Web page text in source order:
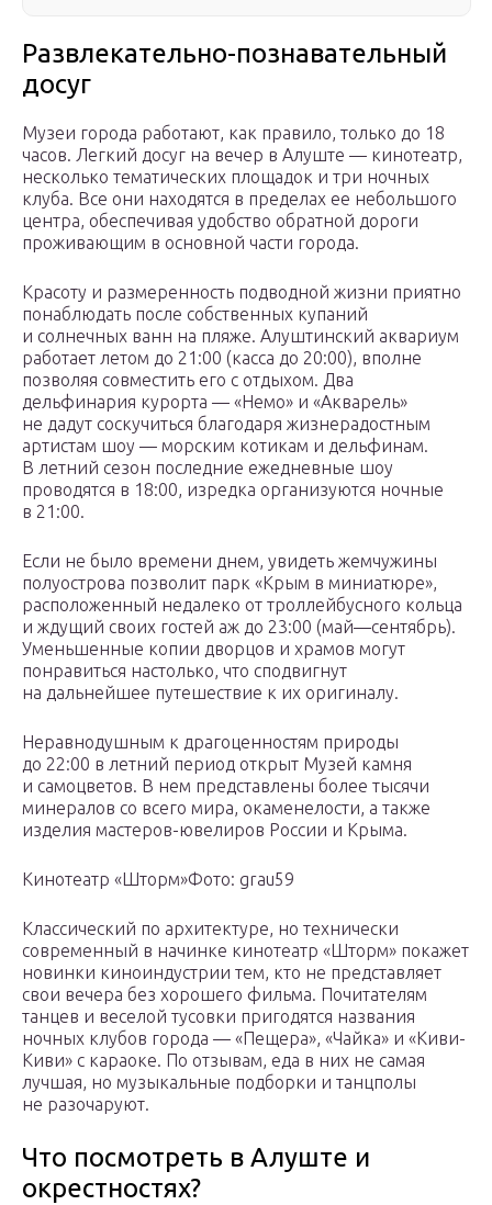
Развлекательно-познавательный
досуг
Музеи города работают, как правило, только до 18
часов. Легкий досуг на вечер в Алуште — кинотеатр,
несколько тематических площадок и три ночных
клуба. Все они находятся в пределах ее небольшого
центра, обеспечивая удобство обратной дороги
проживающим в основной части города.
Красоту и размеренность подводной жизни приятно
понаблюдать после собственных купаний
и солнечных ванн на пляже. Алуштинский аквариум
работает летом до 21:00 (касса до 20:00), вполне
позволяя совместить его с отдыхом. Два
дельфинария курорта — «Немо» и «Акварель»
не дадут соскучиться благодаря жизнерадостным
артистам шоу — морским котикам и дельфинам.
В летний сезон последние ежедневные шоу
проводятся в 18:00, изредка организуются ночные
в 21:00.
Если не было времени днем, увидеть жемчужины
полуострова позволит парк «Крым в миниатюре»,
расположенный недалеко от троллейбусного кольца
и ждущий своих гостей аж до 23:00 (май—сентябрь).
Уменьшенные копии дворцов и храмов могут
понравиться настолько, что сподвигнут
на дальнейшее путешествие к их оригиналу.
Неравнодушным к драгоценностям природы
до 22:00 в летний период открыт Музей камня
и самоцветов. В нем представлены более тысячи
минералов со всего мира, окаменелости, а также
изделия мастеров-ювелиров России и Крыма.
Кинотеатр «Шторм»Фото: grau59
Классический по архитектуре, но технически
современный в начинке кинотеатр «Шторм» покажет
новинки киноиндустрии тем, кто не представляет
свои вечера без хорошего фильма. Почитателям
танцев и веселой тусовки пригодятся названия
ночных клубов города — «Пещера», «Чайка» и «Киви-
Киви» с караоке. По отзывам, еда в них не самая
лучшая, но музыкальные подборки и танцполы
не разочаруют.
Что посмотреть в Алуште и
окрестностях?